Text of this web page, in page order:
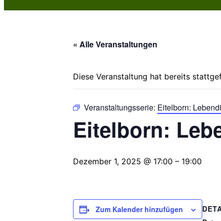
« Alle Veranstaltungen
Diese Veranstaltung hat bereits
Veranstaltungsserie: Eitelborn:
Eitelborn:
Dezember 1, 2025 @ 17:00 – 19:00
Zum Kalender hinzufügen